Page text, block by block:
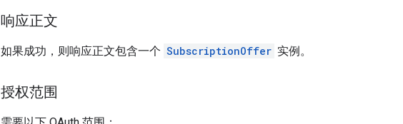
响应正文
如果成功，则响应正文包含一个 SubscriptionOffer 实例。
授权范围